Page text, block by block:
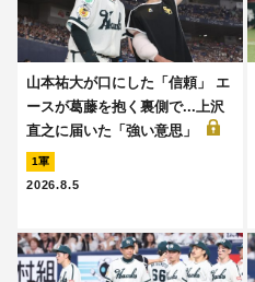
山本祐大が口にした「信頼」 エ
ースが葛藤を抱く裏側で...上沢
直之に届いた「強い意思」
1軍
2026.8.5